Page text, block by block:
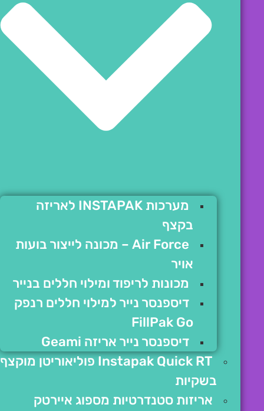
מערכות INSTAPAK לאריזה
בקצף
Air Force – מכונה לייצור בועות
אויר
מכונות לריפוד ומילוי חללים בנייר
דיספנסר נייר למילוי חללים רנפק
FillPak Go
דיספנסר נייר אריזה Geami
Instapak Quick RT פוליאוריטן מוקצף
בשקיות
אריזות סטנדרטיות מספוג איירטק